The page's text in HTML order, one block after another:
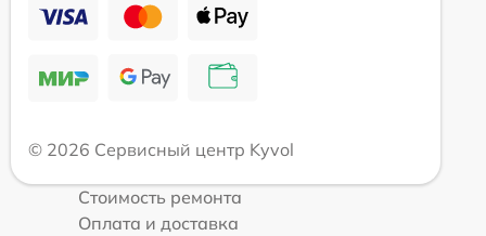
© 2026 Сервисный центр Kyvol
Стоимость ремонта
Оплата и доставка